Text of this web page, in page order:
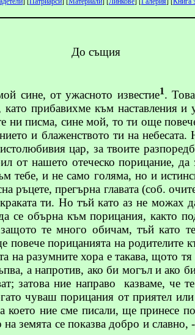
До същия
сине, от ужасното известие1. Това
прибавихме към наставления
писма, сине мой, то ти още
и блаженството ти на
цар, за твоите
от нашето отеческо порицание, да
тебе, и не само голяма, но и
ръцете, прегърна главата (соб.
ти. Но тъй като аз не можах
се обърна към порицания, както
те много обичам, тъй като
повече порицанията на
на разумните хора е такава, щото
а напротив, ако би могъл и ако
затова ние направо
казваме, че
чуваш порицания от приятел
ние сме писали, ще принесе
земята се показва добро и